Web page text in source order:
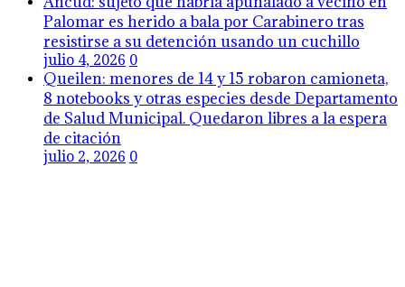
Palomar es herido a bala por Carabinero tras
resistirse a su detención usando un cuchillo
julio 4, 2026 0
Queilen: menores de 14 y 15 robaron camioneta,
8 notebooks y otras especies desde Departamento
de Salud Municipal. Quedaron libres a la espera
de citación
julio 2, 2026 0